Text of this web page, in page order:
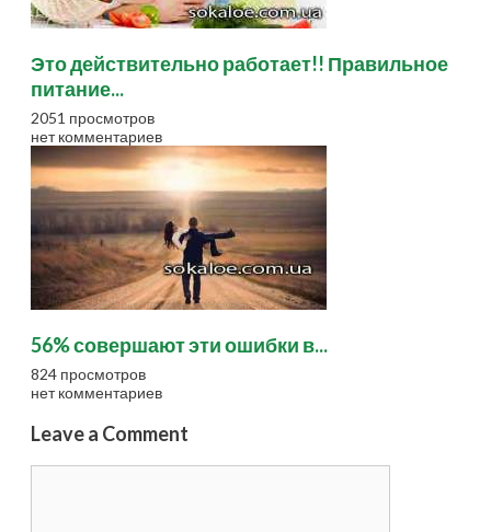
Это действительно работает!! Правильное
питание...
2051 просмотров
нет комментариев
56% совершают эти ошибки в...
824 просмотров
нет комментариев
Leave a Comment